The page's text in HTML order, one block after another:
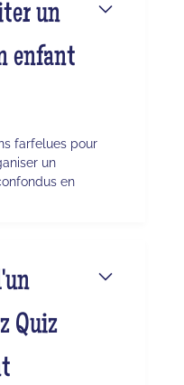
un
enfant
farfelues pour
un
en
Quiz